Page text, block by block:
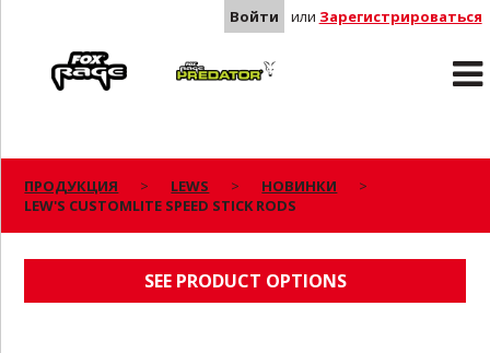
Войти или Зарегистрироваться
Predator
ПРОДУКЦИЯ LEWS
НОВИНКИ
LEW'S CUSTOMLITE SPEED STICK RODS
SEE PRODUCT OPTIONS